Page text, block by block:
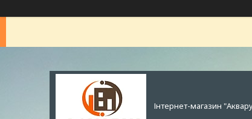
Інтернет-магазин